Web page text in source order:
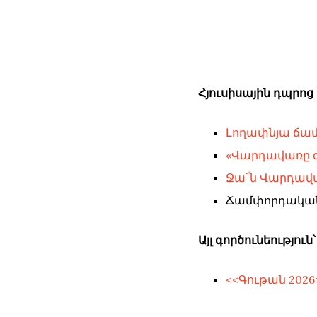
Հյուսիսային
Լողափնյա
«Վարդավառը
Ջա՜ն
Այլ գործունեություն՝
<<Գութան